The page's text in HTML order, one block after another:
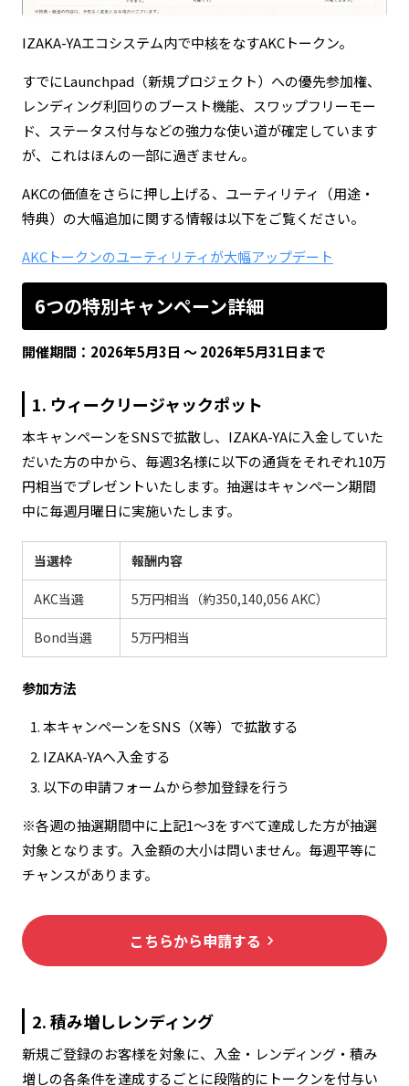
IZAKA-YAエコシステム内で中核をなすAKCトークン。
すでにLaunchpad（新規プロジェクト）への優先参加権、
レンディング利回りのブースト機能、スワップフリーモー
ド、ステータス付与などの強力な使い道が確定しています
が、これはほんの一部に過ぎません。
AKCの価値をさらに押し上げる、ユーティリティ（用途・
特典）の大幅追加に関する情報は以下をご覧ください。
AKCトークンのユーティリティが大幅アップデート
6つの特別キャンペーン詳細
開催期間：2026年5月3日 〜 2026年5月31日まで
1. ウィークリージャックポット
本キャンペーンをSNSで拡散し、IZAKA-YAに入金していた
だいた方の中から、毎週3名様に以下の通貨をそれぞれ10万
円相当でプレゼントいたします。抽選はキャンペーン期間
中に毎週月曜日に実施いたします。
当選枠 報酬内容
AKC当選 5万円相当（約350,140,056 AKC）
Bond当選 5万円相当
参加方法
本キャンペーンをSNS（X等）で拡散する
IZAKA-YAへ入金する
以下の申請フォームから参加登録を行う
※各週の抽選期間中に上記1〜3をすべて達成した方が抽選
対象となります。入金額の大小は問いません。毎週平等に
チャンスがあります。
こちらから申請する keyboard_arrow_right
2. 積み増しレンディング
新規ご登録のお客様を対象に、入金・レンディング・積み
増しの各条件を達成するごとに段階的にトークンを付与い